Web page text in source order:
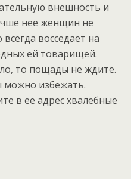
внешность и
нее женщин не
восседает на
ей товарищей.
то пощады не ждите.
избежать.
в ее адрес хвалебные